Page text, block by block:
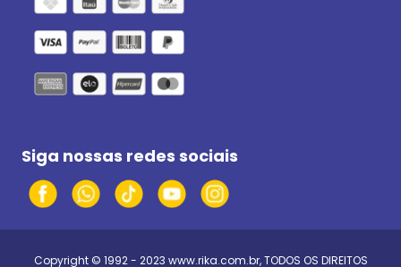
Siga nossas redes sociais
Copyright © 1992 - 2023 www.rika.com.br, TODOS OS DIREITOS